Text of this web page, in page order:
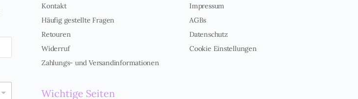
Kontakt
Häufig gestellte Fragen
Retouren
Widerruf
Zahlungs- und Versandinformationen
Wichtige Seiten
Impressum
AGBs
Datenschutz
Cookie Einstellungen